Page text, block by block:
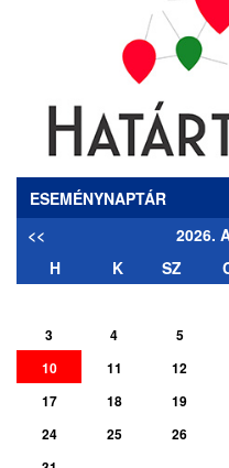
ESEMÉNYNAPTÁR
<<
2026.
H
K SZ
3
4 5
10
11 12
17
18 19
24
25 26